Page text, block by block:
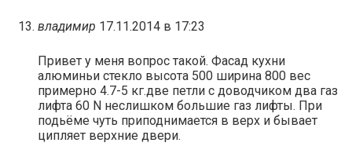
владимир 17.11.2014 в 17:23
Привет у меня вопрос такой. Фасад кухни
алюминьи стекло высота 500 ширина 800 вес
примерно 4.7-5 кг.две петли с доводчиком два газ
лифта 60 N неслишком большие газ лифты. При
подьёме чуть приподнимается в верх и бывает
ципляет верхние двери.